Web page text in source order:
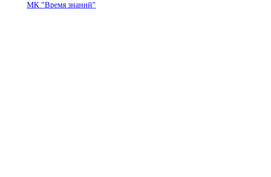
МК "Время знаний"